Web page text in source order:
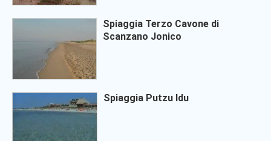
Spiaggia Terzo Cavone di
Scanzano Jonico
Spiaggia Putzu Idu